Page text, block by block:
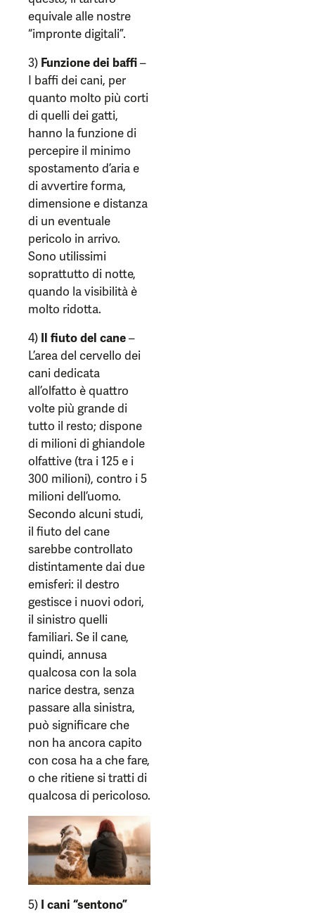
equivale alle nostre
“impronte digitali”.
3) Funzione dei baffi–
I baffi dei cani, per
quanto molto più corti
di quelli dei gatti,
hanno la funzione di
percepire il minimo
spostamento d’aria e
di avvertire forma,
dimensione e distanza
di un eventuale
pericolo in arrivo.
Sono utilissimi
soprattutto di notte,
quando la visibilità è
molto ridotta.
4) Il fiuto del cane–
L’area del cervello dei
cani dedicata
all’olfatto è quattro
volte più grande di
tutto il resto; dispone
di milioni di ghiandole
olfattive (tra i 125 e i
300 milioni), contro i 5
milioni dell’uomo.
Secondo alcuni studi,
il fiuto del cane
sarebbe controllato
distintamente dai due
emisferi: il destro
gestisce i nuovi odori,
il sinistro quelli
familiari. Se il cane,
quindi, annusa
qualcosa con la sola
narice destra, senza
passare alla sinistra,
può significare che
non ha ancora capito
con cosa ha a che fare,
o che ritiene si tratti di
qualcosa di pericoloso.
5) I cani “sentono”